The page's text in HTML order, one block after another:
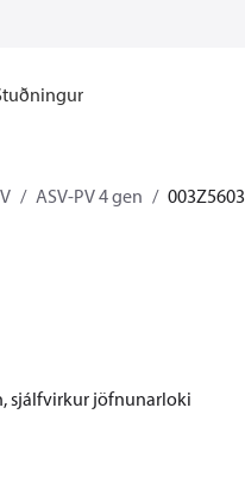
ASV-PV 4 gen 003Z5603
sjálfvirkur jöfnunarloki